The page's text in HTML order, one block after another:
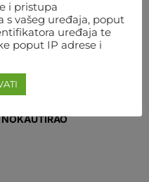
ZA 30 SEKUNDI
i pristupa
vašeg uređaja, poput
uređaja te
poput IP adrese i